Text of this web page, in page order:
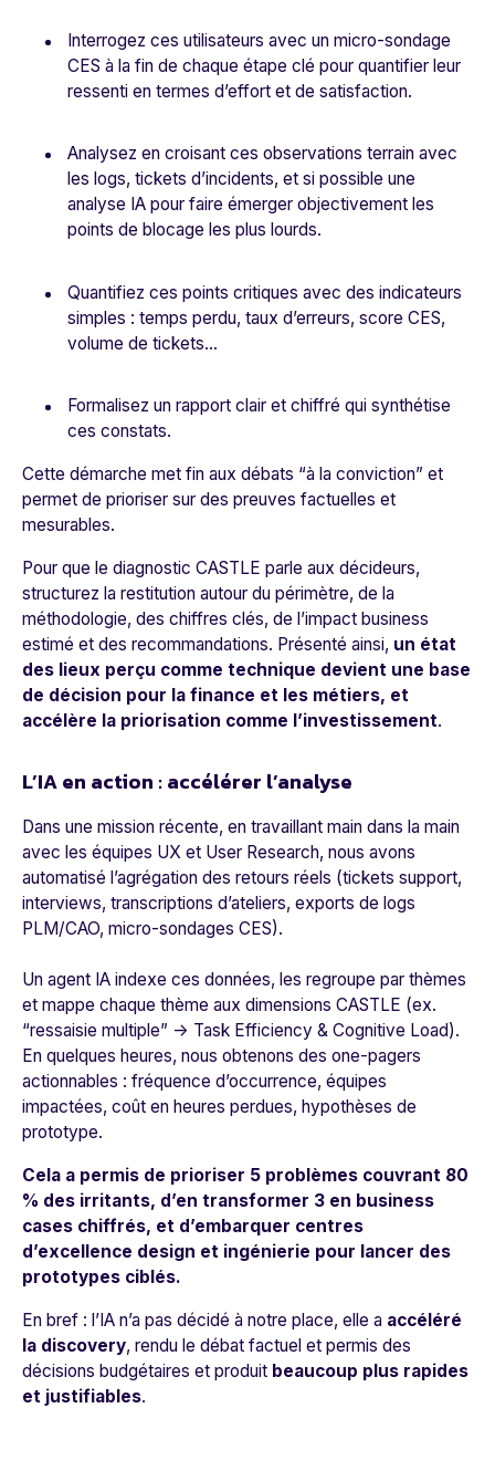
Interrogez ces utilisateurs avec un micro-sondage
CES à la fin de chaque étape clé pour quantifier leur
ressenti en termes d’effort et de satisfaction.
Analysez en croisant ces observations terrain avec
les logs, tickets d’incidents, et si possible une
analyse IA pour faire émerger objectivement les
points de blocage les plus lourds.
Quantifiez ces points critiques avec des indicateurs
simples : temps perdu, taux d’erreurs, score CES,
volume de tickets…
Formalisez un rapport clair et chiffré qui synthétise
ces constats.
Cette démarche met fin aux débats “à la conviction” et
permet de prioriser sur des preuves factuelles et
mesurables.
Pour que le diagnostic CASTLE parle aux décideurs,
structurez la restitution autour du périmètre, de la
méthodologie, des chiffres clés, de l’impact business
estimé et des recommandations. Présenté ainsi, un état
des lieux perçu comme technique devient une base
de décision pour la finance et les métiers, et
accélère la priorisation comme l’investissement.
L’IA en action : accélérer l’analyse
Dans une mission récente, en travaillant main dans la main
avec les équipes UX et User Research, nous avons
automatisé l’agrégation des retours réels (tickets support,
interviews, transcriptions d’ateliers, exports de logs
PLM/CAO, micro-sondages CES).
Un agent IA indexe ces données, les regroupe par thèmes
et mappe chaque thème aux dimensions CASTLE (ex.
“ressaisie multiple” → Task Efficiency & Cognitive Load).
En quelques heures, nous obtenons des one-pagers
actionnables : fréquence d’occurrence, équipes
impactées, coût en heures perdues, hypothèses de
prototype.
Cela a permis de prioriser 5 problèmes couvrant 80
% des irritants, d’en transformer 3 en business
cases chiffrés, et d’embarquer centres
d’excellence design et ingénierie pour lancer des
prototypes ciblés.
En bref : l’IA n’a pas décidé à notre place, elle a accéléré
la discovery, rendu le débat factuel et permis des
décisions budgétaires et produit beaucoup plus rapides
et justifiables.